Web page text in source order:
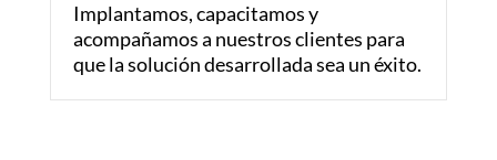
Implantamos, capacitamos y
acompañamos a nuestros clientes para
que la solución desarrollada sea un éxito.